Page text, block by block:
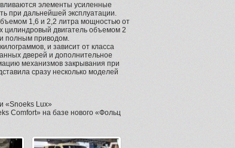
элементы усиленные
при дальнейшей эксплуатации.
1,6 и 2,2 литра мощностью от
цилиндровый двигатель объемом 2
полным приводом.
и зависит от класса
дверей и дополнительное
механизмов закрывания при
сразу несколько моделей
«Snoeks Lux»
Comfort» на базе нового «Фольц